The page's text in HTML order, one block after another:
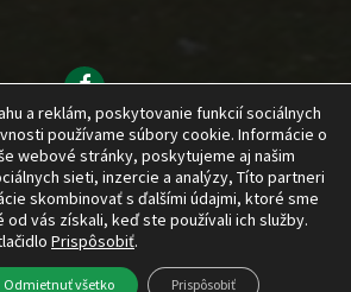
Facebook
Dokumenty
Inštitúcie a organizácie
zastupiteľstvo
Kontakt
práva vyhradené | Created by HMcomp designs
a reklám, poskytovanie funkcií sociálnych
používame súbory cookie. Informácie o
webové stránky, poskytujeme aj našim
sieti, inzercie a analýzy, Títo partneri
skombinovať s ďalšími údajmi, ktoré sme
vás získali, keď ste používali ich služby.
Prispôsobiť.
Odmietnuť všetko Prispôsobiť